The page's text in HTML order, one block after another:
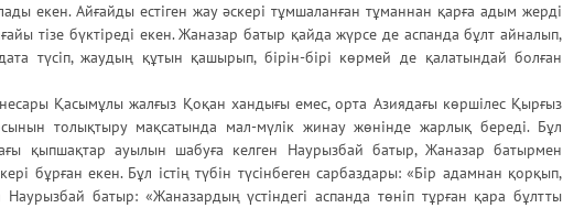
екен. Айғайды естіген жау әскері тұмшаланған тұманнан қарға адым жерді
тізе бүктіреді екен. Жаназар батыр қайда жүрсе де аспанда бұлт айналып,
түсіп, жаудың құтын қашырып, бірін-бірі көрмей де қалатындай болған
Қасымұлы жалғыз Қоқан хандығы емес, орта Азиядағы көршілес Қырғыз
толықтыру мақсатында мал-мүлік жинау жөнінде жарлық береді. Бұл
қыпшақтар ауылын шабуға келген Наурызбай батыр, Жаназар батырмен
бұрған екен. Бұл істің түбін түсінбеген сарбаздары: «Бір адамнан қорқып,
батыр: «Жаназардың үстіндегі аспанда төніп тұрған қара бұлтты